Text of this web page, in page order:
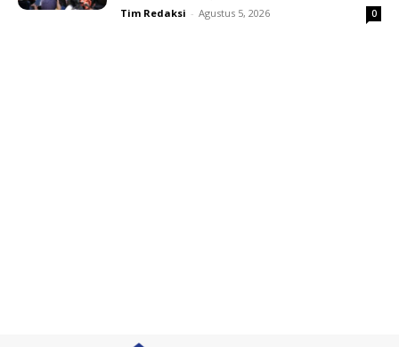
Tim Redaksi - Agustus 5, 2026 0